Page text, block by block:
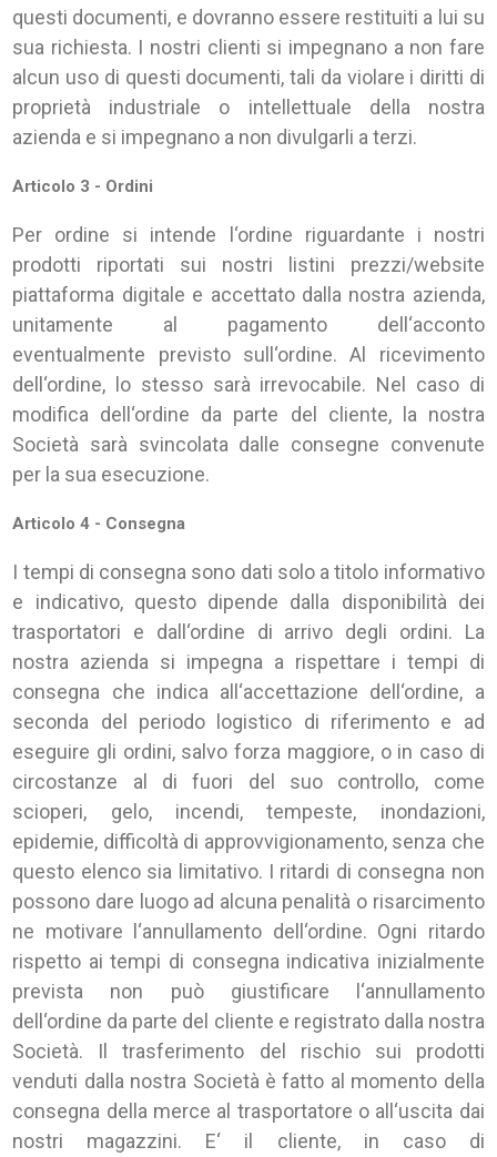
questi documenti, e dovranno essere restituiti a lui su
sua richiesta. I nostri clienti si impegnano a non fare
alcun uso di questi documenti, tali da violare i diritti di
proprietà industriale o intellettuale della nostra
azienda e si impegnano a non divulgarli a terzi.
Articolo 3 - Ordini
Per ordine si intende l‘ordine riguardante i nostri
prodotti riportati sui nostri listini prezzi/website
piattaforma digitale e accettato dalla nostra azienda,
unitamente al pagamento dell‘acconto
eventualmente previsto sull‘ordine. Al ricevimento
dell‘ordine, lo stesso sarà irrevocabile. Nel caso di
modifica dell‘ordine da parte del cliente, la nostra
Società sarà svincolata dalle consegne convenute
per la sua esecuzione.
Articolo 4 - Consegna
I tempi di consegna sono dati solo a titolo informativo
e indicativo, questo dipende dalla disponibilità dei
trasportatori e dall‘ordine di arrivo degli ordini. La
nostra azienda si impegna a rispettare i tempi di
consegna che indica all‘accettazione dell‘ordine, a
seconda del periodo logistico di riferimento e ad
eseguire gli ordini, salvo forza maggiore, o in caso di
circostanze al di fuori del suo controllo, come
scioperi, gelo, incendi, tempeste, inondazioni,
epidemie, difficoltà di approvvigionamento, senza che
questo elenco sia limitativo. I ritardi di consegna non
possono dare luogo ad alcuna penalità o risarcimento
ne motivare l‘annullamento dell‘ordine. Ogni ritardo
rispetto ai tempi di consegna indicativa inizialmente
prevista non può giustificare l‘annullamento
dell‘ordine da parte del cliente e registrato dalla nostra
Società. Il trasferimento del rischio sui prodotti
venduti dalla nostra Società è fatto al momento della
consegna della merce al trasportatore o all‘uscita dai
nostri magazzini. E‘ il cliente, in caso di